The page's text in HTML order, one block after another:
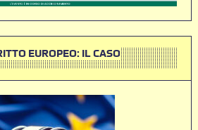
EUROPEO: IL CASO